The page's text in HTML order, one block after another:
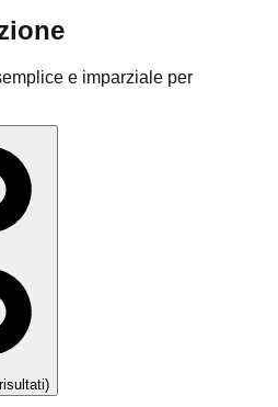
e imparziale per